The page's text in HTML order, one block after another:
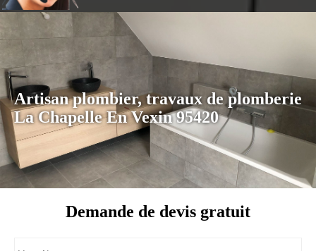
Artisan plombier, travaux de plomberie
La Chapelle En Vexin 95420
Demande de devis gratuit